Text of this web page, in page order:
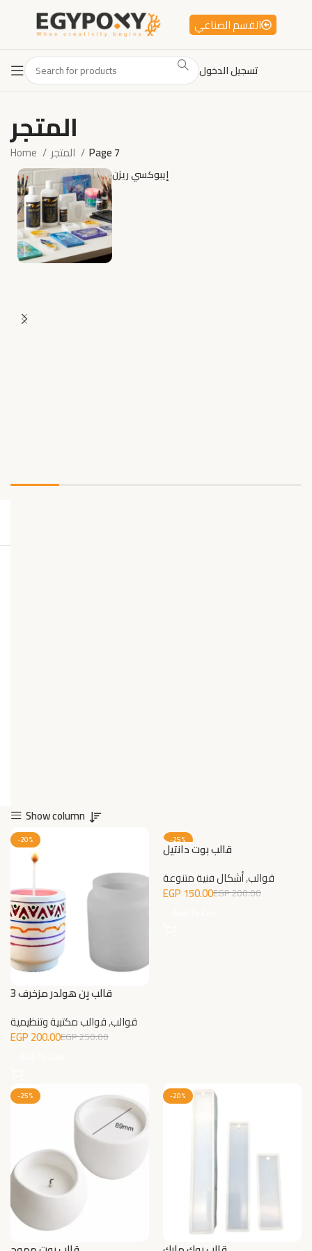
القسم الصناعي
تسجيل الدخول
المتجر
Home Page 7
إيبوكسي ريزن
Show column
-20%
قالب بِن هولدر مزخرف 3
قوالب,قوالب مكتبية وتنظيمية
250.00
EGP
200.00
EGP
-25%
قالب بوت دانتيل
قوالب,أشكال فنية متنوعة
200.00
EGP
150.00
EGP
-25% -20%